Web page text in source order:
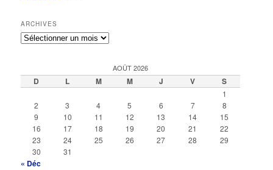
ARCHIVES
Archives
AOÛT 2026
D L M M J V S
1
2
3 4 5 6 7
8
9
10 11 12 13 14
15
16
17 18 19 20 21
22
23
24 25 26 27 28
29
30
31
« Déc